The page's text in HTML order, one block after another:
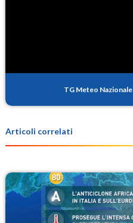
TG Meteo Nazionale
Articoli correlati